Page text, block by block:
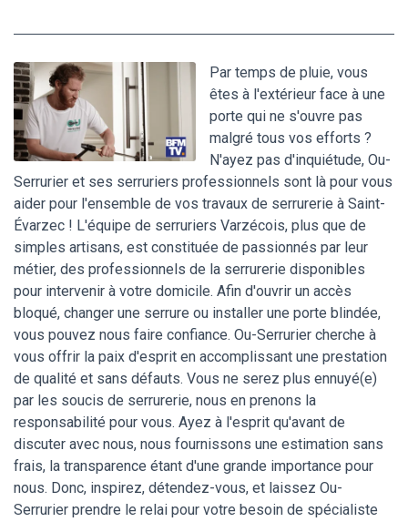
Par temps de pluie, vous
êtes à l'extérieur face à une
porte qui ne s'ouvre pas
malgré tous vos efforts ?
N'ayez pas d'inquiétude, Ou-
Serrurier et ses serruriers professionnels sont là pour vous
aider pour l'ensemble de vos travaux de serrurerie à Saint-
Évarzec ! L'équipe de serruriers Varzécois, plus que de
simples artisans, est constituée de passionnés par leur
métier, des professionnels de la serrurerie disponibles
pour intervenir à votre domicile. Afin d'ouvrir un accès
bloqué, changer une serrure ou installer une porte blindée,
vous pouvez nous faire confiance. Ou-Serrurier cherche à
vous offrir la paix d'esprit en accomplissant une prestation
de qualité et sans défauts. Vous ne serez plus ennuyé(e)
par les soucis de serrurerie, nous en prenons la
responsabilité pour vous. Ayez à l'esprit qu'avant de
discuter avec nous, nous fournissons une estimation sans
frais, la transparence étant d'une grande importance pour
nous. Donc, inspirez, détendez-vous, et laissez Ou-
Serrurier prendre le relai pour votre besoin de spécialiste